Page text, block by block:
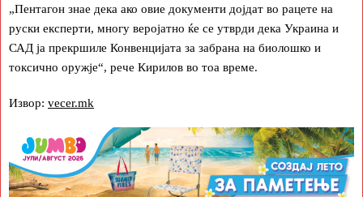
„Пентагон знае дека ако овие документи дојдат во рацете на
руски експерти, многу веројатно ќе се утврди дека Украина и
САД ја прекршиле Конвенцијата за забрана на биолошко и
токсично оружје“, рече Кирилов во тоа време.
Извор: vecer.mk